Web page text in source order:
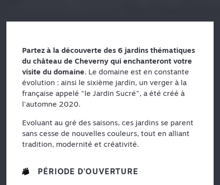
Partez à la découverte des 6 jardins thématiques
du château de Cheverny qui enchanteront votre
visite du domaine. Le domaine est en constante
évolution : ainsi le sixième jardin, un verger à la
française appelé "le Jardin Sucré", a été créé à
l'automne 2020.
Evoluant au gré des saisons, ces jardins se parent
sans cesse de nouvelles couleurs, tout en alliant
tradition, modernité et créativité.
PÉRIODE D'OUVERTURE